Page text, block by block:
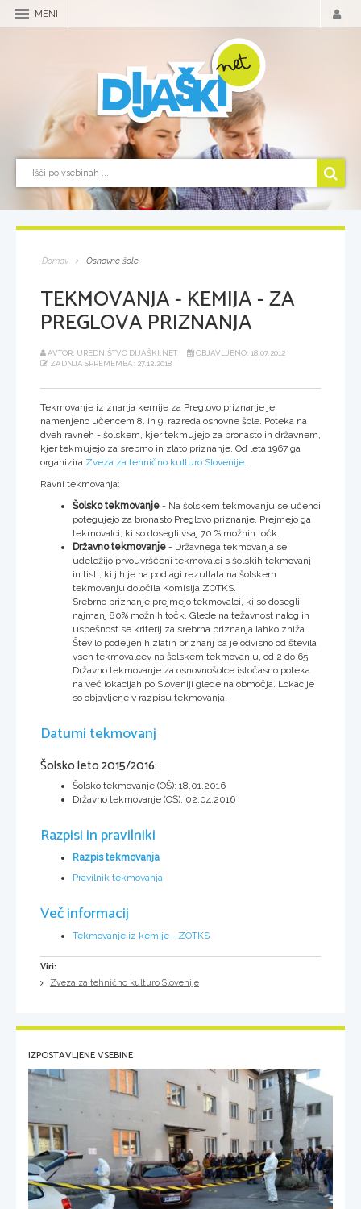
MENI
Domov Osnovne šole
TEKMOVANJA - KEMIJA - ZA
PREGLOVA PRIZNANJA
AVTOR: UREDNIŠTVO DIJAŠKI.NET
OBJAVLJENO: 18.07.2012
ZADNJA SPREMEMBA: 27.12.2018
Tekmovanje iz znanja kemije za Preglovo priznanje je
namenjeno učencem 8. in 9. razreda osnovne šole. Poteka na
dveh ravneh - šolskem, kjer tekmujejo za bronasto in državnem,
kjer tekmujejo za srebrno in zlato priznanje. Od leta 1967 ga
organizira Zveza za tehnično kulturo Slovenije
Ravni tekmovanja:
Šolsko tekmovanje - Na šolskem tekmovanju se učenci
potegujejo za bronasto Preglovo priznanje. Prejmejo ga
tekmovalci, ki so dosegli vsaj 70 % možnih točk.
Državno tekmovanje - Državnega tekmovanja se
udeležijo prvouvrščeni tekmovalci s šolskih tekmovanj
in tisti, ki jih je na podlagi rezultata na šolskem
tekmovanju določila Komisija ZOTKS.
Srebrno priznanje prejmejo tekmovalci, ki so dosegli
najmanj 80% možnih točk. Glede na težavnost nalog in
uspešnost se kriterij za srebrna priznanja lahko zniža.
Število podeljenih zlatih priznanj pa je odvisno od števila
vseh tekmovalcev na šolskem tekmovanju, od 2 do 65.
Državno tekmovanje za osnovnošolce istočasno poteka
na več lokacijah po Sloveniji glede na območja. Lokacije
so objavljene v razpisu tekmovanja.
Datumi tekmovanj
Šolsko leto 2015/2016:
Šolsko tekmovanje (OŠ): 18.01.2016
Državno tekmovanje (OŠ): 02.04.2016
Razpisi in pravilniki
Razpis tekmovanja
Pravilnik tekmovanja
Več informacij
Tekmovanje iz kemije - ZOTKS
Viri:
Zveza za tehnično kulturo Slovenije
IZPOSTAVLJENE VSEBINE